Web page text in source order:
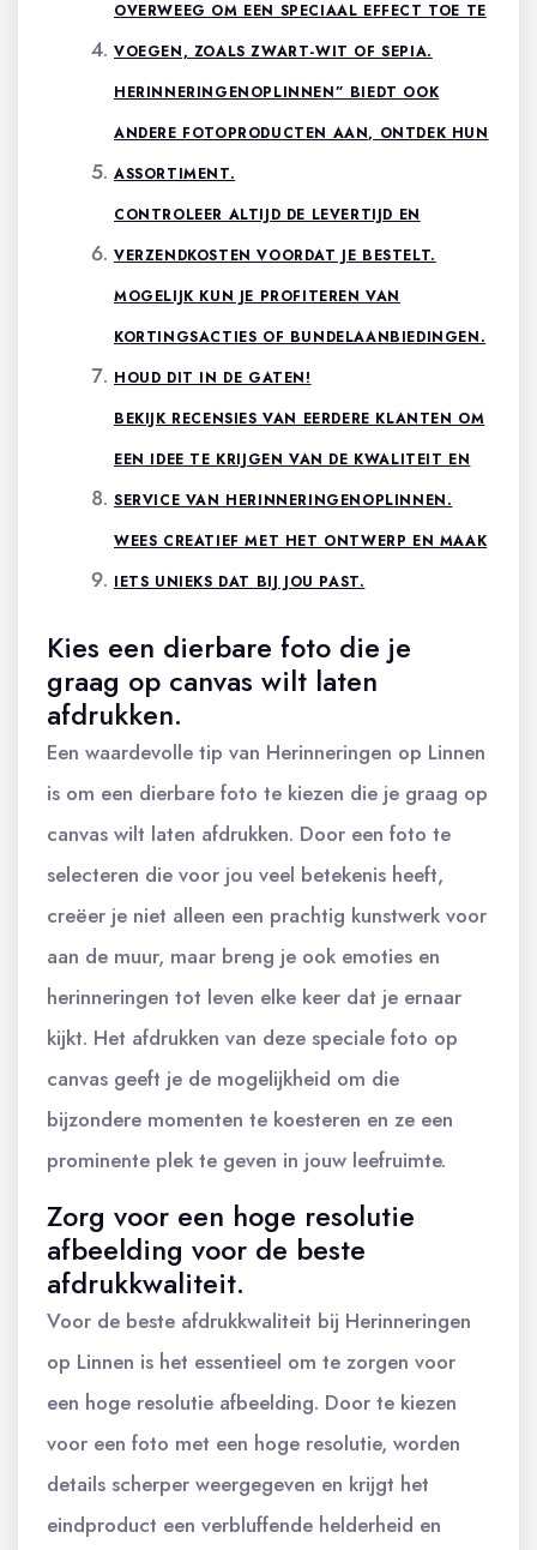
OVERWEEG OM EEN SPECIAAL EFFECT TOE TE
VOEGEN, ZOALS ZWART-WIT OF SEPIA.
HERINNERINGENOPLINNEN” BIEDT OOK
ANDERE FOTOPRODUCTEN AAN, ONTDEK HUN
ASSORTIMENT.
CONTROLEER ALTIJD DE LEVERTIJD EN
VERZENDKOSTEN VOORDAT JE BESTELT.
MOGELIJK KUN JE PROFITEREN VAN
KORTINGSACTIES OF BUNDELAANBIEDINGEN.
HOUD DIT IN DE GATEN!
BEKIJK RECENSIES VAN EERDERE KLANTEN OM
EEN IDEE TE KRIJGEN VAN DE KWALITEIT EN
SERVICE VAN HERINNERINGENOPLINNEN.
WEES CREATIEF MET HET ONTWERP EN MAAK
IETS UNIEKS DAT BIJ JOU PAST.
Kies een dierbare foto die je
graag op canvas wilt laten
afdrukken.
Een waardevolle tip van Herinneringen op Linnen
is om een dierbare foto te kiezen die je graag op
canvas wilt laten afdrukken. Door een foto te
selecteren die voor jou veel betekenis heeft,
creëer je niet alleen een prachtig kunstwerk voor
aan de muur, maar breng je ook emoties en
herinneringen tot leven elke keer dat je ernaar
kijkt. Het afdrukken van deze speciale foto op
canvas geeft je de mogelijkheid om die
bijzondere momenten te koesteren en ze een
prominente plek te geven in jouw leefruimte.
Zorg voor een hoge resolutie
afbeelding voor de beste
afdrukkwaliteit.
Voor de beste afdrukkwaliteit bij Herinneringen
op Linnen is het essentieel om te zorgen voor
een hoge resolutie afbeelding. Door te kiezen
voor een foto met een hoge resolutie, worden
details scherper weergegeven en krijgt het
eindproduct een verbluffende helderheid en